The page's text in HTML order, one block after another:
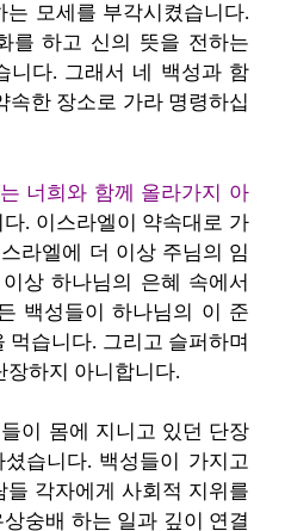
모세를 부각시켰습니다.
를 하고 신의 뜻을 전하는
니다. 그래서 네 백성과 함
속한 장소로 가라 명령하십
너희와 함께 올라가지 아
. 이스라엘이 약속대로 가
라엘에 더 이상 주님의 임
상 하나님의 은혜 속에서
백성들이 하나님의 이 준
먹습니다. 그리고 슬퍼하며
장하지 아니합니다.
이 몸에 지니고 있던 단장
습니다. 백성들이 가지고
각자에게 사회적 지위를
숭배 하는 일과 깊이 연결